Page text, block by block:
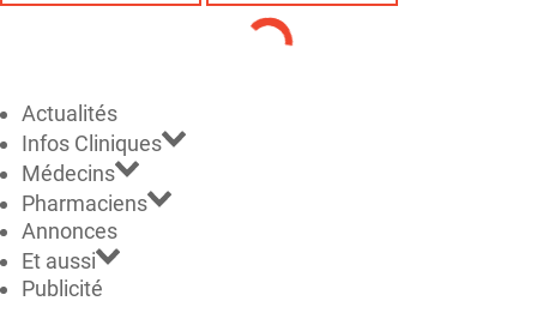
Actualités
Infos Cliniques
Médecins
Pharmaciens
Annonces
Et aussi
Publicité